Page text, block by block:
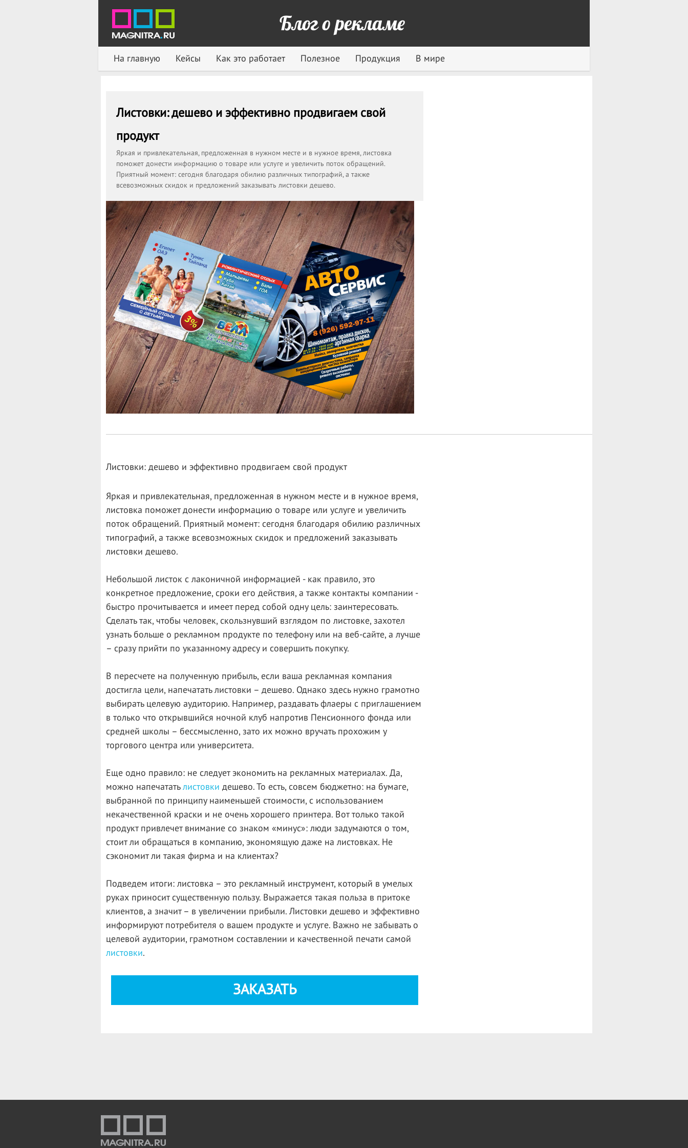
Блог о рекламе
На главную Кейсы Как это работает Полезное Продукция В мире
Листовки: дешево и эффективно продвигаем свой
продукт
Яркая и привлекательная, предложенная в нужном месте и в нужное время, листовка
поможет донести информацию о товаре или услуге и увеличить поток обращений.
Приятный момент: сегодня благодаря обилию различных типографий, а также
всевозможных скидок и предложений заказывать листовки дешево.
Листовки: дешево и эффективно продвигаем свой продукт
Яркая и привлекательная, предложенная в нужном месте и в нужное время,
листовка поможет донести информацию о товаре или услуге и увеличить
поток обращений. Приятный момент: сегодня благодаря обилию различных
типографий, а также всевозможных скидок и предложений заказывать
листовки дешево.
Небольшой листок с лаконичной информацией - как правило, это
конкретное предложение, сроки его действия, а также контакты компании -
быстро прочитывается и имеет перед собой одну цель: заинтересовать.
Сделать так, чтобы человек, скользнувший взглядом по листовке, захотел
узнать больше о рекламном продукте по телефону или на веб-сайте, а лучше
– сразу прийти по указанному адресу и совершить покупку.
В пересчете на полученную прибыль, если ваша рекламная компания
достигла цели, напечатать листовки – дешево. Однако здесь нужно грамотно
выбирать целевую аудиторию. Например, раздавать флаеры с приглашением
в только что открывшийся ночной клуб напротив Пенсионного фонда или
средней школы – бессмысленно, зато их можно вручать прохожим у
торгового центра или университета.
Еще одно правило: не следует экономить на рекламных материалах. Да,
можно напечататьлистовки дешево. То есть, совсем бюджетно: на бумаге,
выбранной по принципу наименьшей стоимости, с использованием
некачественной краски и не очень хорошего принтера. Вот только такой
продукт привлечет внимание со знаком «минус»: люди задумаются о том,
стоит ли обращаться в компанию, экономящую даже на листовках. Не
сэкономит ли такая фирма и на клиентах?
Подведем итоги: листовка – это рекламный инструмент, который в умелых
руках приносит существенную пользу. Выражается такая польза в притоке
клиентов, а значит – в увеличении прибыли. Листовки дешево и эффективно
информируют потребителя о вашем продукте и услуге. Важно не забывать о
целевой аудитории, грамотном составлении и качественной печати самой
листовки.
ЗАКАЗАТЬ